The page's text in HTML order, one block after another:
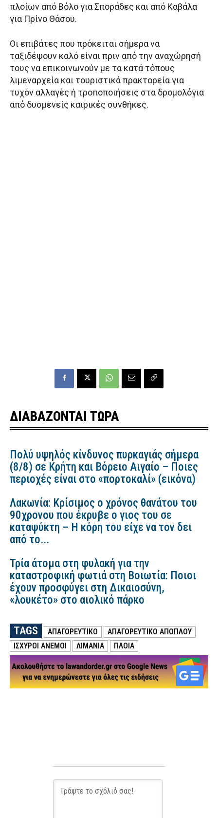
πλοίων από Βόλο για Σποράδες και από Καβάλα
για Πρίνο Θάσου.
Οι επιβάτες που πρόκειται σήμερα να
ταξιδέψουν καλό είναι πριν από την αναχώρησή
τους να επικοινωνούν με τα κατά τόπους
λιμεναρχεία και τουριστικά πρακτορεία για
τυχόν αλλαγές ή τροποποιήσεις στα δρομολόγια
από δυσμενείς καιρικές συνθήκες.
ΔΙΑΒΑΖΟΝΤΑΙ ΤΩΡΑ
Πολύ υψηλός κίνδυνος πυρκαγιάς σήμερα
(8/8) σε Κρήτη και Βόρειο Αιγαίο – Ποιες
περιοχές είναι στο «πορτοκαλί» (εικόνα)
Λακωνία: Κρίσιμος ο χρόνος θανάτου του
90χρονου που έκρυβε ο γιος του σε
καταψύκτη – Η κόρη του είχε να τον δει
από το...
Τρία άτομα στη φυλακή για την
καταστροφική φωτιά στη Βοιωτία: Ποιοι
έχουν προσφύγει στη Δικαιοσύνη,
«λουκέτο» στο αιολικό πάρκο
TAGS ΑΠΑΓΟΡΕΥΤΙΚΌ
ΑΠΑΓΟΡΕΥΤΙΚΟ ΑΠΟΠΛΟΥ
ΙΣΧΥΡΟΙ ΑΝΕΜΟΙ
ΛΙΜΑΝΙΑ ΠΛΟΙΑ